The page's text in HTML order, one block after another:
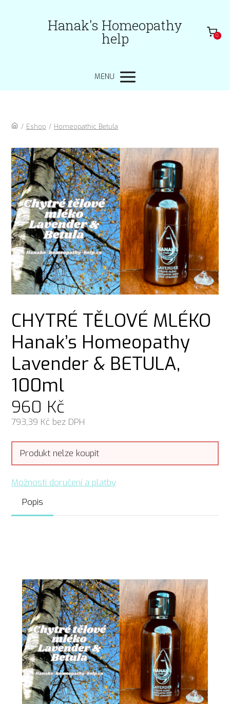
Hanak's Homeopathy
help 0
MENU
/ Eshop / Homeopathic Betula
CHYTRÉ TĚLOVÉ MLÉKO
Hanak’s Homeopathy
Lavender & BETULA,
100ml
960 Kč
793,39 Kč bez DPH
Produkt nelze koupit
Možnosti doručení a platby
Popis